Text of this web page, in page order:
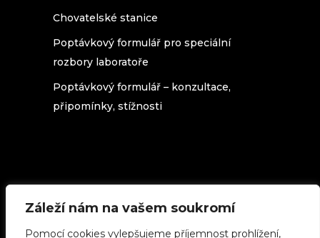
Záleží nám na vašem soukromí
Pomocí cookies vylepšujeme příjemnost prohlížení,
Chovatelské stanice
Poptávkový formulář pro speciální
rozbory laboratoře
Poptávkový formulář – konzultace,
připomínky, stížnosti
licenci Creative Commons 3.0 Česká
republika(použijete-li cokoliv z našich